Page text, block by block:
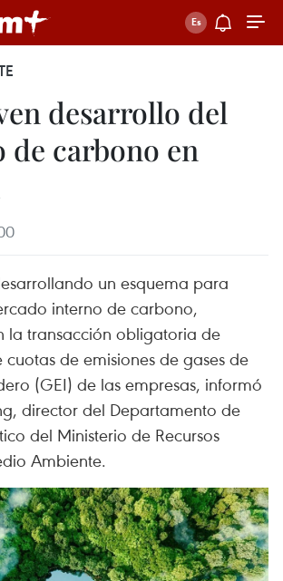
desarrollo del
de carbono en
un esquema para
interno de carbono,
la transacción obligatoria de
de emisiones de gases de
(GEI) de las empresas, informó
director del Departamento de
del Ministerio de Recursos
Ambiente.